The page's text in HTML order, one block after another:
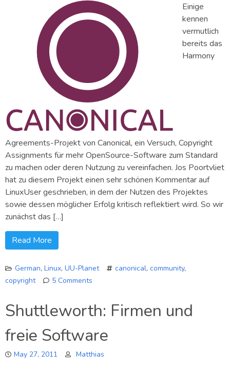
Einige
kennen
vermutlich
bereits das
Harmony
Agreements-Projekt von Canonical, ein Versuch, Copyright
Assignments für mehr OpenSource-Software zum Standard
zu machen oder deren Nutzung zu vereinfachen. Jos Poortvliet
hat zu diesem Projekt einen sehr schönen Kommentar auf
LinuxUser geschrieben, in dem der Nutzen des Projektes
sowie dessen möglicher Erfolg kritisch reflektiert wird. So wir
zunächst das […]
Read More
German, Linux, UU-Planet canonical, community,
copyright
5 Comments
Agreements
Shuttleworth: Firmen und
freie Software
May 27, 2011 Matthias